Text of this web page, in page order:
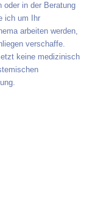
oder in der Beratung
ich um Ihr
arbeiten werden,
verschaffe.
keine medizinisch